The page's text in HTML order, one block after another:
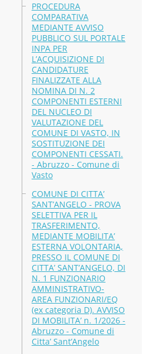
PROCEDURA
COMPARATIVA
MEDIANTE AVVISO
PUBBLICO SUL PORTALE
INPA PER
L’ACQUISIZIONE DI
CANDIDATURE
FINALIZZATE ALLA
NOMINA DI N. 2
COMPONENTI ESTERNI
DEL NUCLEO DI
VALUTAZIONE DEL
COMUNE DI VASTO, IN
SOSTITUZIONE DEI
COMPONENTI CESSATI.
- Abruzzo - Comune di
Vasto
COMUNE DI CITTA’
SANT’ANGELO - PROVA
SELETTIVA PER IL
TRASFERIMENTO,
MEDIANTE MOBILITA’
ESTERNA VOLONTARIA,
PRESSO IL COMUNE DI
CITTA’ SANT’ANGELO, DI
N. 1 FUNZIONARIO
AMMINISTRATIVO-
AREA FUNZIONARI/EQ
(ex categoria D). AVVISO
DI MOBILITA’ n. 1/2026 -
Abruzzo - Comune di
Citta’ Sant’Angelo